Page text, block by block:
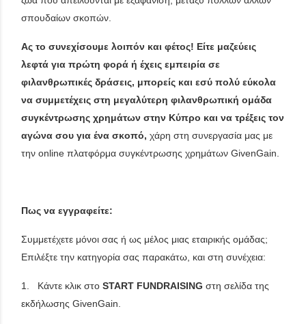
σπουδαίων σκοπών.
Ας το συνεχίσουμε λοιπόν και φέτος! Είτε μαζεύεις
λεφτά για πρώτη φορά ή έχεις εμπειρία σε
φιλανθρωπικές δράσεις, μπορείς και εσύ πολύ εύκολα
να συμμετέχεις στη μεγαλύτερη φιλανθρωπική ομάδα
συγκέντρωσης χρημάτων στην Κύπρο και να τρέξεις τον
αγώνα σου για ένα σκοπό, χάρη στη συνεργασία μας με
την online πλατφόρμα συγκέντρωσης χρημάτων GivenGain.
Πως να εγγραφείτε:
Συμμετέχετε μόνοι σας ή ως μέλος μιας εταιρικής ομάδας;
Επιλέξτε την κατηγορία σας παρακάτω, και στη συνέχεια:
1. Κάντε κλικ στο START FUNDRAISING στη σελίδα της
εκδήλωσης GivenGain.